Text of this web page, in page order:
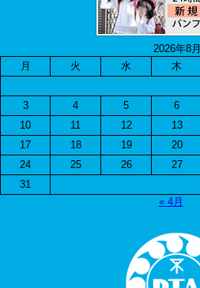
2026年8月
月
火 水 木
3
4 5 6
10
11 12 13
17
18 19 20
24
25 26 27
31
« 4月